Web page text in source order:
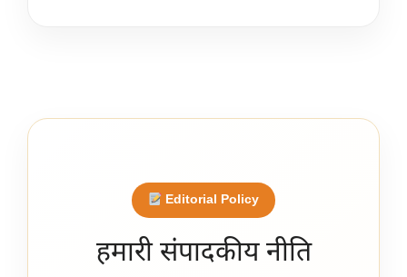
Editorial Policy
हमारी संपादकीय नीति